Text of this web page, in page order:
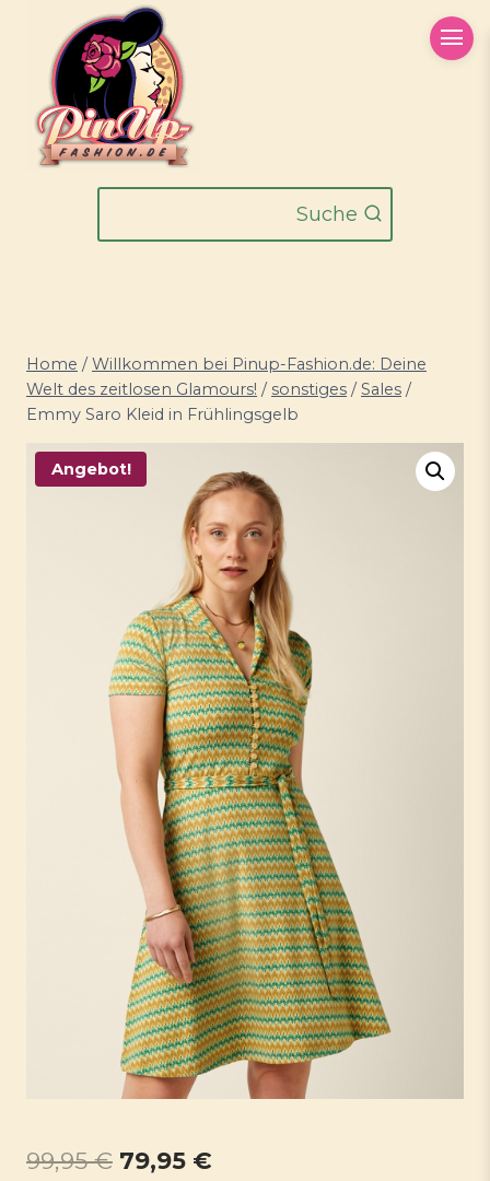
springen
Suche
Home / Willkommen bei Pinup-Fashion.de: Deine
Welt des zeitlosen Glamours! / sonstiges / Sales /
Emmy Saro Kleid in Frühlingsgelb
Angebot!
99,95€ Ursprünglicher
79,95 €